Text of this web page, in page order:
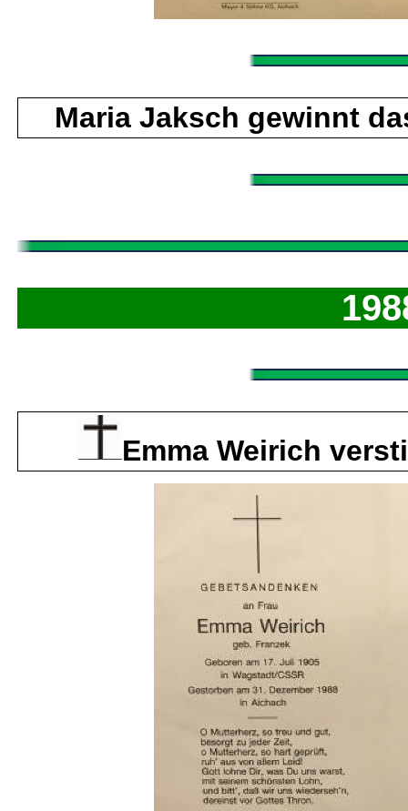
Maria Jaksch gewinnt
Emma Weirich